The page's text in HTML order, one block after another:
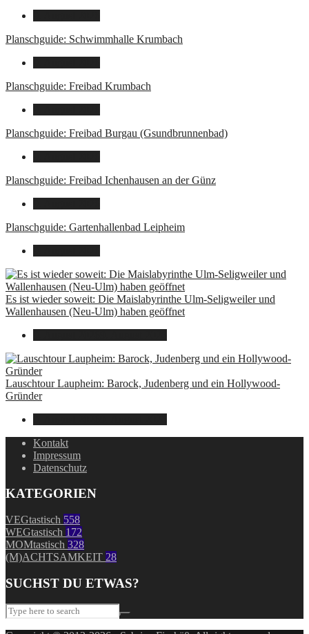
Planschguide: Schwimmhalle Krumbach
Planschguide: Freibad Krumbach
Planschguide: Freibad Burgau (Gsundbrunnenbad)
Planschguide: Freibad Ichenhausen an der Günz
Planschguide: Gartenhallenbad Leipheim
Es ist wieder soweit: Die Maislabyrinthe Ulm-Seligweiler und
Wallenhausen (Neu-Ulm) haben geöffnet
Lauschtour Laupheim: Barock, Judenberg und ein Hollywood-
Gründer
Kontakt
Impressum
Datenschutz
KATEGORIEN
VEGtastisch 558
WEGtastisch 172
MOMtastisch 328
(M)ACHTSAMKEIT 28
SUCHST DU ETWAS?